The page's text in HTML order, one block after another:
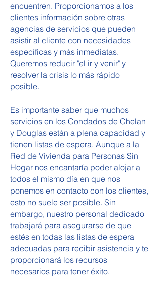
encuentren. Proporcionamos a los
clientes información sobre otras
agencias de servicios que pueden
asistir al cliente con necesidades
específicas y más inmediatas.
Queremos reducir "el ir y venir" y
resolver la crisis lo más rápido
posible.
Es importante saber que muchos
servicios en los Condados de Chelan
y Douglas están a plena capacidad y
tienen listas de espera. Aunque a la
Red de Vivienda para Personas Sin
Hogar nos encantaría poder alojar a
todos el mismo día en que nos
ponemos en contacto con los clientes,
esto no suele ser posible. Sin
embargo, nuestro personal dedicado
trabajará para asegurarse de que
estés en todas las listas de espera
adecuadas para recibir asistencia y te
proporcionará los recursos
necesarios para tener éxito.